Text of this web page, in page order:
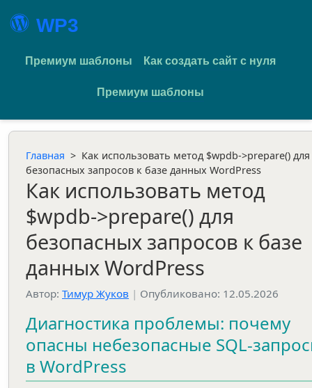
WP3
Премиум шаблоны Как создать сайт с нуля
Премиум шаблоны
Главная > Как использовать метод $wpdb->prepare() для
безопасных запросов к базе данных WordPress
Как использовать метод
$wpdb->prepare() для
безопасных запросов к базе
данных WordPress
Автор: Тимур Жуков | Опубликовано: 12.05.2026
Диагностика проблемы: почему
опасны небезопасные SQL-
в WordPress